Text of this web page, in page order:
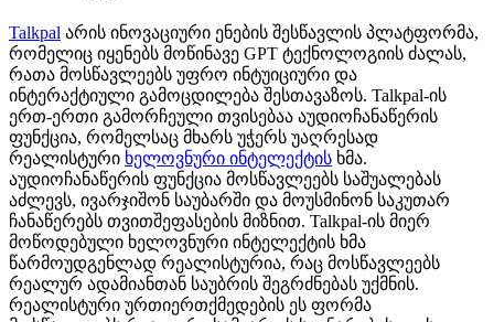
Talkpal არის ინოვაციური ენების შესწავლის პლატფორმა,
რომელიც იყენებს მოწინავე GPT ტექნოლოგიის ძალას,
რათა მოსწავლეებს უფრო ინტუიციური და
ინტერაქტიული გამოცდილება შესთავაზოს. Talkpal-ის
ერთ-ერთი გამორჩეული თვისებაა აუდიოჩანაწერის
ფუნქცია, რომელსაც მხარს უჭერს უაღრესად
რეალისტური ხელოვნური ინტელექტის ხმა.
აუდიოჩანაწერის ფუნქცია მოსწავლეებს საშუალებას
აძლევს, ივარჯიშონ საუბარში და მოუსმინონ საკუთარ
ჩანაწერებს თვითშეფასების მიზნით. Talkpal-ის მიერ
მოწოდებული ხელოვნური ინტელექტის ხმა
წარმოუდგენლად რეალისტურია, რაც მოსწავლეებს
რეალურ ადამიანთან საუბრის შეგრძნებას უქმნის.
რეალისტური ურთიერთქმედების ეს ფორმა